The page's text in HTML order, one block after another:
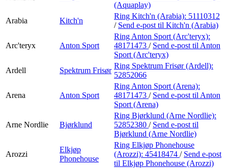
(Aquaplay)
Arabia
Kitch'n
Ring Kitch'n (Arabia): 51110312
/ Send e-post til Kitch'n (Arabia)
Arc'teryx Anton Sport
Ring Anton Sport (Arc'teryx):
48171473 / Send e-post til Anton
Sport (Arc'teryx)
Ardell
Spektrum Frisør
Ring Spektrum Frisør (Ardell):
52852066
Arena Anton Sport
Ring Anton Sport (Arena):
48171473 / Send e-post til Anton
Sport (Arena)
Arne Nordlie Bjørklund
Ring Bjørklund (Arne Nordlie):
52852380 / Send e-post til
Bjørklund (Arne Nordlie)
Arozzi
Elkjøp
Phonehouse
Ring Elkjøp Phonehouse
(Arozzi): 45418474 / Send e-post
til Elkjøp Phonehouse (Arozzi)